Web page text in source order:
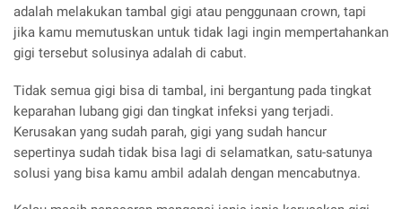
adalah melakukan tambal gigi atau penggunaan crown, tapi
jika kamu memutuskan untuk tidak lagi ingin mempertahankan
gigi tersebut solusinya adalah di cabut.
Tidak semua gigi bisa di tambal, ini bergantung pada tingkat
keparahan lubang gigi dan tingkat infeksi yang terjadi.
Kerusakan yang sudah parah, gigi yang sudah hancur
sepertinya sudah tidak bisa lagi di selamatkan, satu-satunya
solusi yang bisa kamu ambil adalah dengan mencabutnya.